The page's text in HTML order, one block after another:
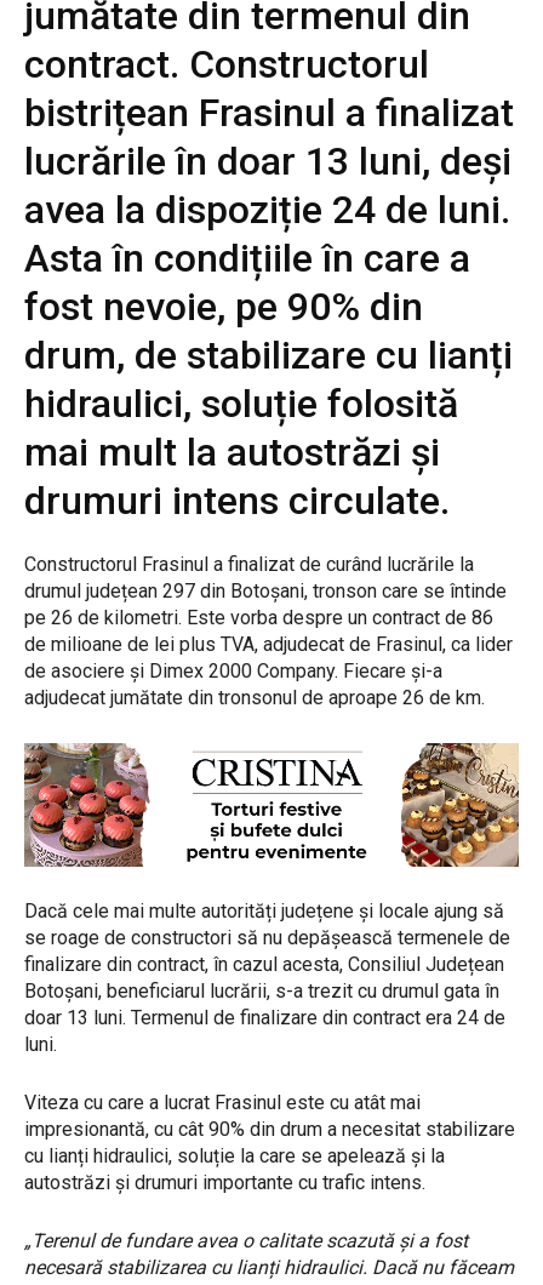
jumătate din termenul din
contract. Constructorul
bistrițean Frasinul a finalizat
lucrările în doar 13 luni, deși
avea la dispoziție 24 de luni.
Asta în condițiile în care a
fost nevoie, pe 90% din
drum, de stabilizare cu lianți
hidraulici, soluție folosită
mai mult la autostrăzi și
drumuri intens circulate.
Constructorul Frasinul a finalizat de curând lucrările la
drumul județean 297 din Botoșani, tronson care se întinde
pe 26 de kilometri. Este vorba despre un contract de 86
de milioane de lei plus TVA, adjudecat de Frasinul, ca lider
de asociere și Dimex 2000 Company. Fiecare și-a
adjudecat jumătate din tronsonul de aproape 26 de km.
Dacă cele mai multe autorități județene și locale ajung să
se roage de constructori să nu depășească termenele de
finalizare din contract, în cazul acesta, Consiliul Județean
Botoșani, beneficiarul lucrării, s-a trezit cu drumul gata în
doar 13 luni. Termenul de finalizare din contract era 24 de
luni.
Viteza cu care a lucrat Frasinul este cu atât mai
impresionantă, cu cât 90% din drum a necesitat stabilizare
cu lianți hidraulici, soluție la care se apelează și la
autostrăzi și drumuri importante cu trafic intens.
„Terenul de fundare avea o calitate scazută și a fost
necesară stabilizarea cu lianți hidraulici. Dacă nu făceam